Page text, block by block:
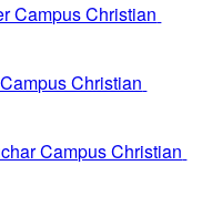
Campus Christian
Christian
Campus Christian